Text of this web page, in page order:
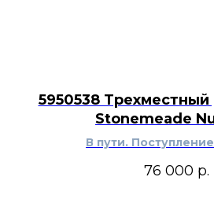
хорошо вписывается в
американский,
современный и переходный
особенно если нужен
места с декоративными
5950538
Stonemeade
В пути.
76 000 р.